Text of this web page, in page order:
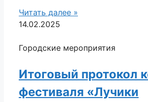
Читать далее »
14.02.2025
Городские мероприятия
Итоговый протокол
фестиваля «Лучики